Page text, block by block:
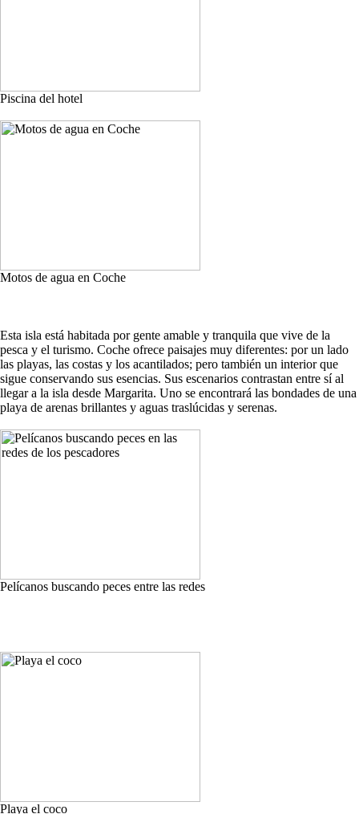
Piscina del hotel
Motos de agua en Coche
Esta isla está habitada por gente amable y tranquila que vive de la
pesca y el turismo. Coche ofrece paisajes muy diferentes: por un lado
las playas, las costas y los acantilados; pero también un interior que
sigue conservando sus esencias. Sus escenarios contrastan entre sí al
llegar a la isla desde Margarita. Uno se encontrará las bondades de una
playa de arenas brillantes y aguas traslúcidas y serenas.
Pelícanos buscando peces entre las redes
Playa el coco